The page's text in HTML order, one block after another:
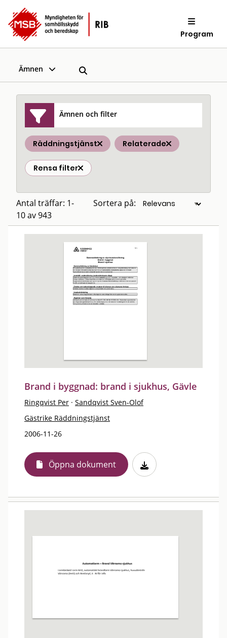
Program
Ämnen
Ämnen och filter
Räddningstjänst Relaterade
Rensa filter
Antal träffar: 1-
10 av 943
Sortera på:
Brand i byggnad: brand i sjukhus, Gävle
Ringqvist Per · Sandqvist Sven-Olof
Gästrike Räddningstjänst
2006-11-26
Öppna dokument